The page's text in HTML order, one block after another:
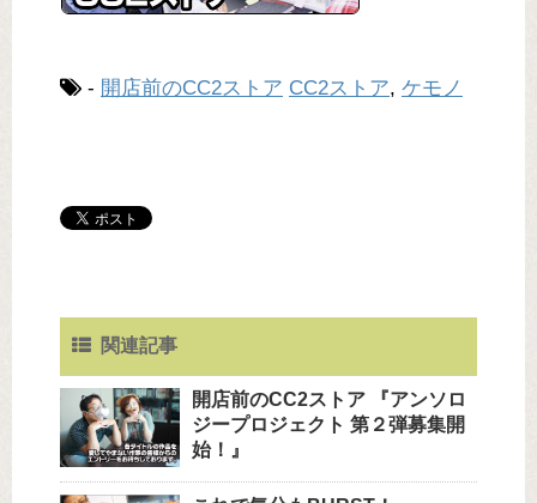
- 開店前のCC2ストア CC2ストア, ケモノ
関連記事
開店前のCC2ストア 『アンソロ
ジープロジェクト 第２弾募集開
始！』